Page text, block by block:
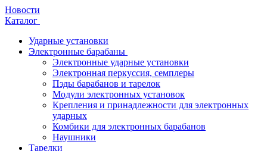
Новости
Каталог
Ударные установки
Электронные барабаны
Электронные ударные установки
Электронная перкуссия, семплеры
Пэды барабанов и тарелок
Модули электронных установок
Крепления и принадлежности для электронных
ударных
Комбики для электронных барабанов
Наушники
Тарелки